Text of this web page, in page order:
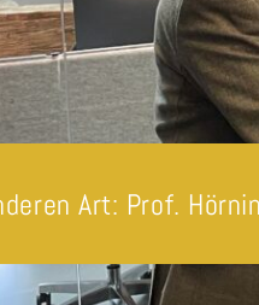
Art: Prof.